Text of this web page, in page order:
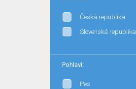
Česká republika
Slovenská republika
Pohlaví:
Pes